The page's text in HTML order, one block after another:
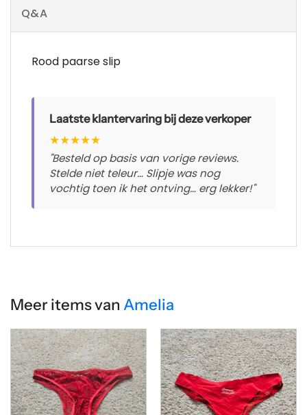
Q&A
Rood paarse slip
Laatste klantervaring bij deze verkoper
★★★★★
"Besteld op basis van vorige reviews.
Stelde niet teleur… Slipje was nog
vochtig toen ik het ontving… erg lekker!"
Meer items van Amelia